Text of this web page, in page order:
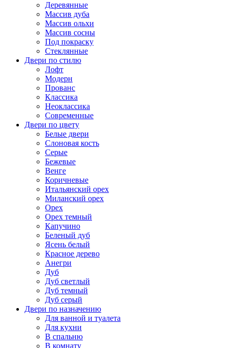
Деревянные
Массив дуба
Массив ольхи
Массив сосны
Под покраску
Стеклянные
Двери по стилю
Лофт
Модерн
Прованс
Классика
Неоклассика
Современные
Двери по цвету
Белые двери
Слоновая кость
Серые
Бежевые
Венге
Коричневые
Итальянский орех
Миланский орех
Орех
Орех темный
Капучино
Беленый дуб
Ясень белый
Красное дерево
Анегри
Дуб
Дуб светлый
Дуб темный
Дуб серый
Двери по назначению
Для ванной и туалета
Для кухни
В спальню
В комнату